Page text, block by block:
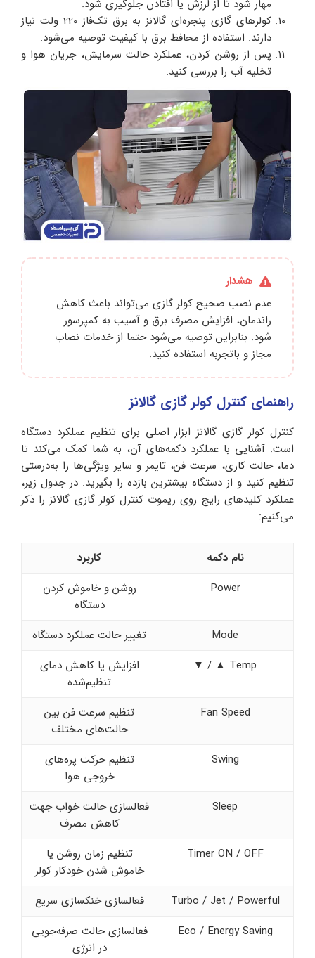
مهار شود تا از لرزش یا افتادن جلوگیری شود.
کولرهای گازی پنجره‌ای گالانز به برق تک‌فاز 220 ولت نیاز
دارند. استفاده از محافظ برق با کیفیت توصیه می‌شود.
پس از روشن کردن، عملکرد حالت سرمایش، جریان هوا و
تخلیه آب را بررسی کنید.
هشدار
عدم نصب صحیح کولر گازی می‌تواند باعث کاهش
راندمان، افزایش مصرف برق و آسیب به کمپرسور
شود. بنابراین توصیه می‌شود حتما از خدمات نصاب
مجاز و باتجربه استفاده کنید.
راهنمای کنترل کولر گازی گالانز
کنترل کولر گازی گالانز ابزار اصلی برای تنظیم عملکرد دستگاه
است. آشنایی با عملکرد دکمه‌های آن، به شما کمک می‌کند تا
دما، حالت کاری، سرعت فن، تایمر و سایر ویژگی‌ها را به‌درستی
تنظیم کنید و از دستگاه بیشترین بازده را بگیرید. در جدول زیر،
عملکرد کلیدهای رایج روی ریموت کنترل کولر گازی گالانز را ذکر
می‌کنیم:
نام دکمه
کاربرد
Power
روشن و خاموش کردن
دستگاه
Mode
تغییر حالت عملکرد دستگاه
Temp ▲ / ▼
افزایش یا کاهش دمای
تنظیم‌شده
Fan Speed
تنظیم سرعت فن بین
حالت‌های مختلف
Swing
تنظیم حرکت پره‌های
خروجی هوا
Sleep
فعالسازی حالت خواب جهت
کاهش مصرف
Timer ON / OFF
تنظیم زمان روشن یا
خاموش شدن خودکار کولر
Turbo / Jet / Powerful
فعالسازی خنکسازی سریع
Eco / Energy Saving
فعالسازی حالت صرفه‌جویی
در انرژی